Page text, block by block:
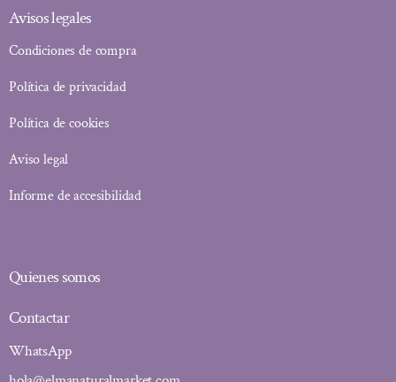
Avisos legales
Condiciones de compra
Política de privacidad
Política de cookies
Aviso legal
Informe de accesibilidad
Quienes somos
Contactar
WhatsApp